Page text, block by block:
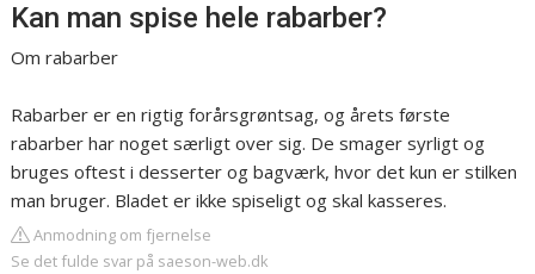
Kan man spise hele rabarber?
Om rabarber
Rabarber er en rigtig forårsgrøntsag, og årets første
rabarber har noget særligt over sig. De smager syrligt og
bruges oftest i desserter og bagværk, hvor det kun er stilken
man bruger. Bladet er ikke spiseligt og skal kasseres.
Anmodning om fjernelse
Se det fulde svar på saeson-web.dk